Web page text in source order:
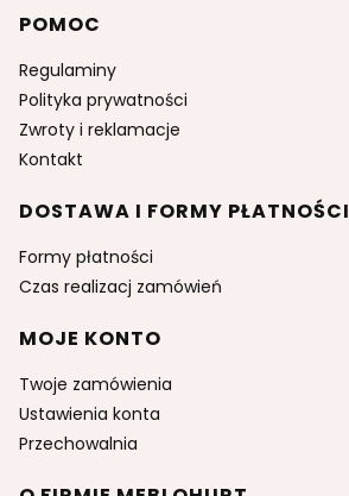
Linki w stopce
POMOC
Regulaminy
Polityka prywatności
Zwroty i reklamacje
Kontakt
DOSTAWA I FORMY PŁATNOŚCI
Formy płatności
Czas realizacj zamówień
MOJE KONTO
Twoje zamówienia
Ustawienia konta
Przechowalnia